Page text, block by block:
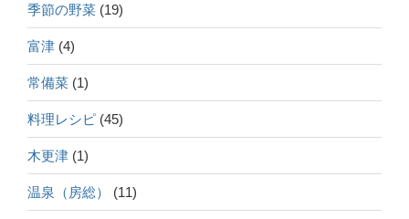
季節の野菜 (19)
富津 (4)
常備菜 (1)
料理レシピ (45)
木更津 (1)
温泉（房総） (11)